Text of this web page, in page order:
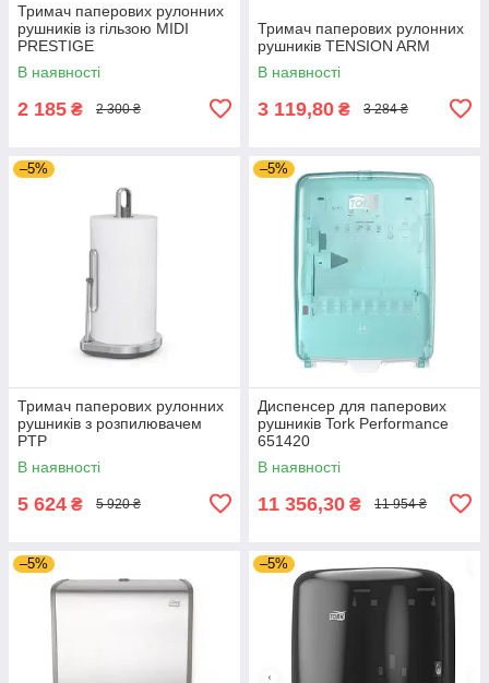
Тримач паперових рулонних
рушників із гільзою MIDI
PRESTIGE
В наявності
2 185 ₴ 2 300 ₴
Тримач паперових рулонних
рушників TENSION ARM
В наявності
3 119,80 ₴ 3 284 ₴
–5%
Тримач паперових рулонних
рушників з розпилювачем
PTP
В наявності
5 624 ₴ 5 920 ₴
–5%
Диспенсер для паперових
рушників Tork Performance
651420
В наявності
11 356,30 ₴ 11 954 ₴
–5% –5%